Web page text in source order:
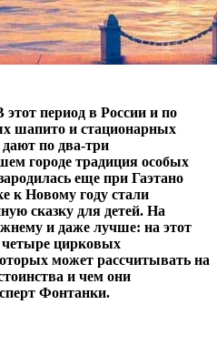
период в России и по
шапито и стационарных
по два-три
городе традиция особых
еще при Гаэтано
к Новому году стали
сказку для детей. На
и даже лучше: на этот
четыре цирковых
может рассчитывать на
и чем они
Фонтанки.